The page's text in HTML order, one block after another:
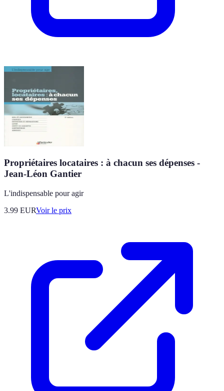
Propriétaires locataires : à chacun ses dépenses -
Jean-Léon Gantier
L'indispensable pour agir
3.99 EURVoir le prix